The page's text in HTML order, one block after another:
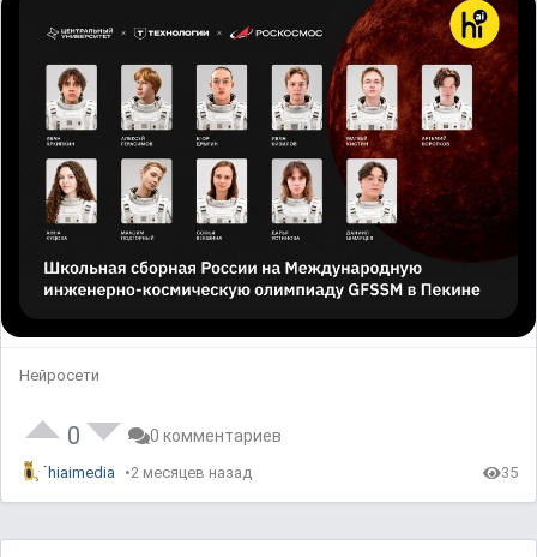
Нейросети
0 0 комментариев
hiaimedia 2 месяцев назад 35